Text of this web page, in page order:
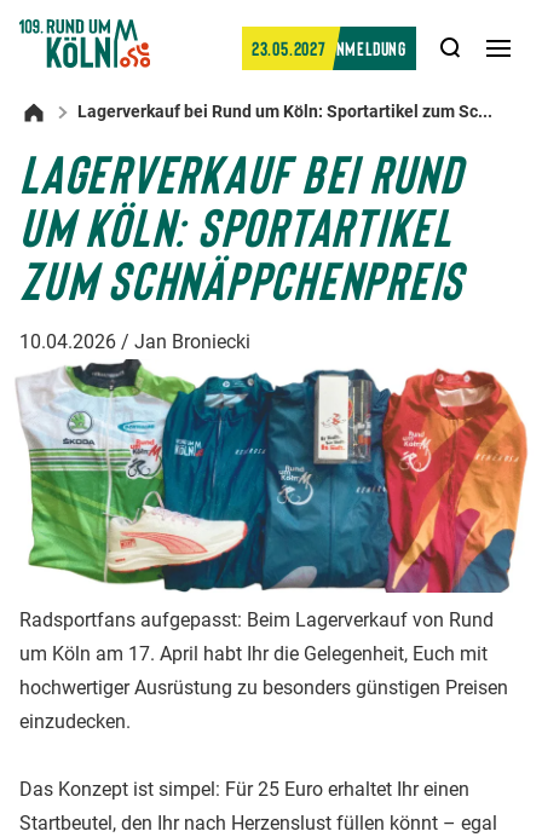
23.05.2027 Anmeldung Suche
Startseite
Lagerverkauf bei Rund um Köln: Sportartikel zum Sc...
LAGERVERKAUF BEI RUND
UM KÖLN: SPORTARTIKEL
ZUM SCHNÄPPCHENPREIS
10.04.2026 / Jan Broniecki
Radsportfans aufgepasst: Beim Lagerverkauf von Rund
um Köln am 17. April habt Ihr die Gelegenheit, Euch mit
hochwertiger Ausrüstung zu besonders günstigen Preisen
einzudecken.
Das Konzept ist simpel: Für 25 Euro erhaltet Ihr einen
Startbeutel, den Ihr nach Herzenslust füllen könnt – egal